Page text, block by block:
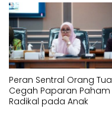
Peran Sentral Orang Tua
Cegah Paparan Paham
Radikal pada Anak